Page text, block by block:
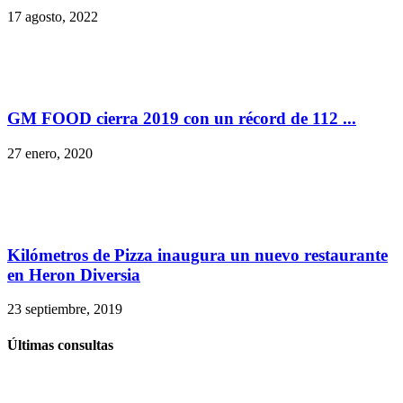
17 agosto, 2022
GM FOOD cierra 2019 con un récord de 112 ...
27 enero, 2020
Kilómetros de Pizza inaugura un nuevo restaurante
en Heron Diversia
23 septiembre, 2019
Últimas consultas